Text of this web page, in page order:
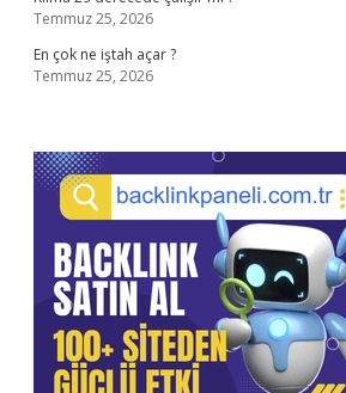
Temmuz 25, 2026
En çok ne iştah açar ?
Temmuz 25, 2026